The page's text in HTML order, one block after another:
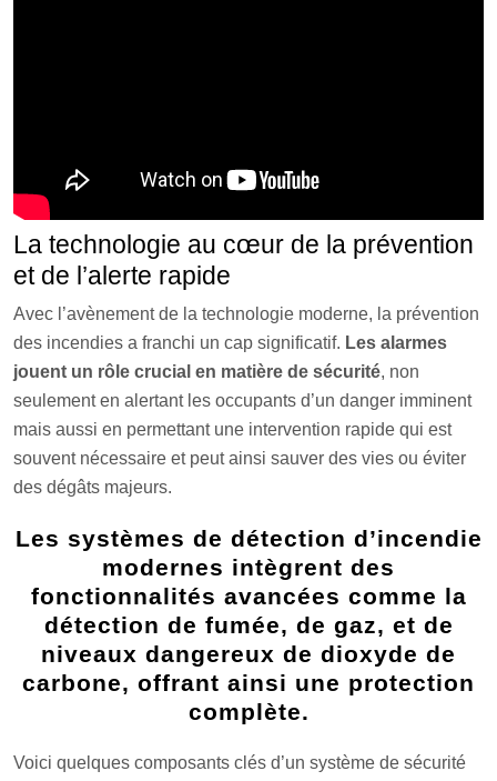
La technologie au cœur de la prévention
et de l’alerte rapide
Avec l’avènement de la technologie moderne, la prévention
des incendies a franchi un cap significatif. Les alarmes
jouent un rôle crucial en matière de sécurité, non
seulement en alertant les occupants d’un danger imminent
mais aussi en permettant une intervention rapide qui est
souvent nécessaire et peut ainsi sauver des vies ou éviter
des dégâts majeurs.
Les systèmes de détection d’incendie
modernes intègrent des
fonctionnalités avancées comme la
détection de fumée, de gaz, et de
niveaux dangereux de dioxyde de
carbone, offrant ainsi une protection
complète.
Voici quelques composants clés d’un système de sécurité